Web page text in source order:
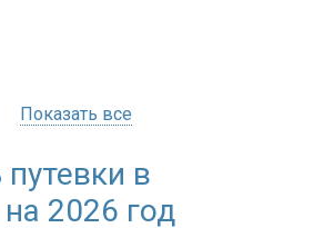
Показать все
в
2026 год